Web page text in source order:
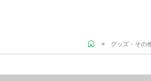
＞ グッズ・その